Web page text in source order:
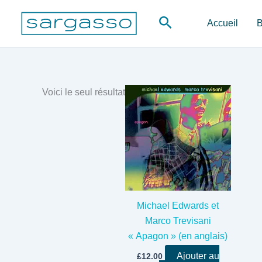
contenu
Rechercher
Accueil
Voici le seul résultat
Michael Edwards et
Marco Trevisani
« Apagon » (en anglais)
£12.00
Ajouter au